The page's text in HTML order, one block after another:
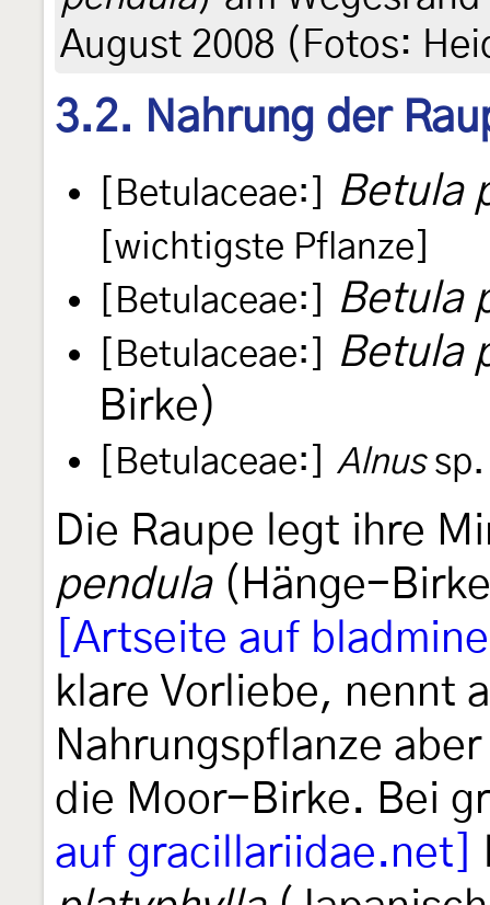
August 2008 (Fotos:
3.2. Nahrung der
[Betulaceae:] Betula
[wichtigste Pflanze]
[Betulaceae:]
Betula
[Betulaceae:]
Betula
Birke)
[Betulaceae:] Alnussp.
Die Raupe legt ihre
pendula(Hänge-
[Artseite auf
klare Vorliebe, nennt
Nahrungspflanze
die Moor-Birke. Bei
auf gracillariidae.net]